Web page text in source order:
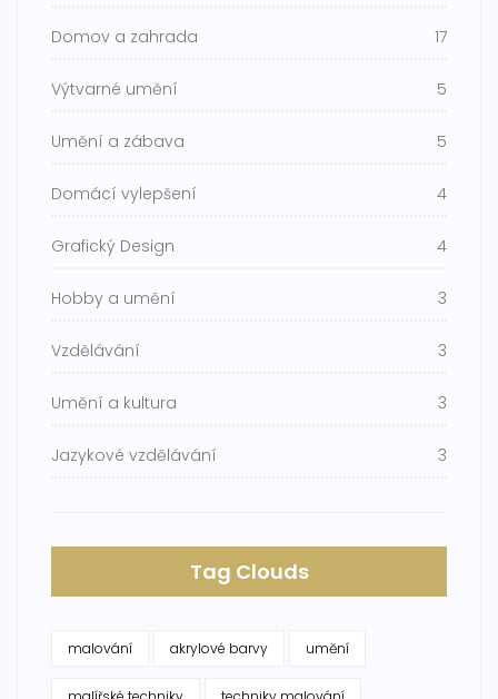
Domov a zahrada 17
Výtvarné umění 5
Umění a zábava 5
Domácí vylepšení 4
Grafický Design 4
Hobby a umění 3
Vzdělávání 3
Umění a kultura 3
Jazykové vzdělávání 3
Tag Clouds
malování akrylové barvy umění